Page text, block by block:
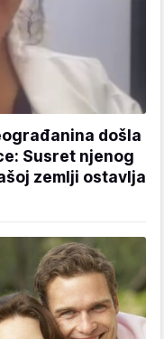
došla
Susret njenog
zemlji ostavlja